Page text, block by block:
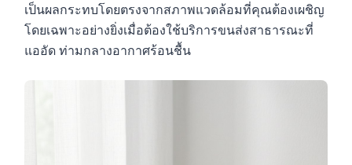
เป็นผลกระทบโดยตรงจากสภาพแวดล้อมที่คุณต้องเผชิญ
โดยเฉพาะอย่างยิ่งเมื่อต้องใช้บริการขนส่งสาธารณะที่
แออัด ท่ามกลางอากาศร้อนชื้น